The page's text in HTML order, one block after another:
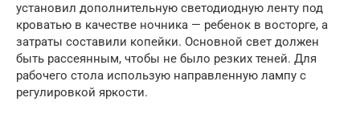
установил дополнительную светодиодную ленту под
кроватью в качестве ночника — ребенок в восторге, а
затраты составили копейки. Основной свет должен
быть рассеянным, чтобы не было резких теней. Для
рабочего стола использую направленную лампу с
регулировкой яркости.